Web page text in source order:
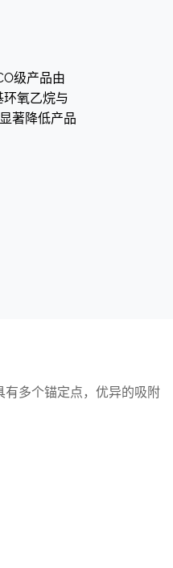
级产品由
氧乙烷与
著降低产品
多个锚定点，优异的吸附